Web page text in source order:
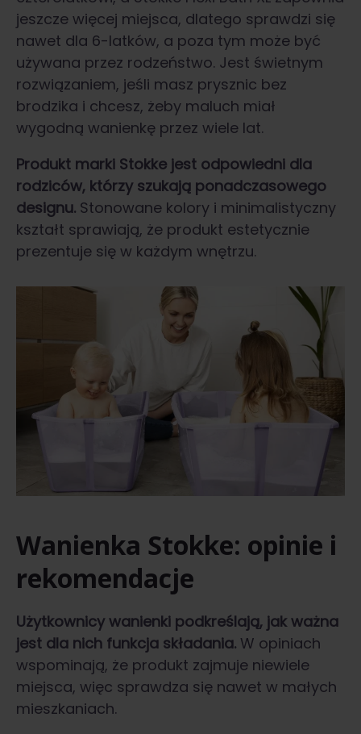
jeszcze więcej miejsca, dlatego sprawdzi się
nawet dla 6-latków, a poza tym może być
używana przez rodzeństwo. Jest świetnym
rozwiązaniem, jeśli masz prysznic bez
brodzika i chcesz, żeby maluch miał
wygodną wanienkę przez wiele lat.
Produkt marki Stokke jest odpowiedni dla
rodziców, którzy szukają ponadczasowego
designu. Stonowane kolory i minimalistyczny
kształt sprawiają, że produkt estetycznie
prezentuje się w każdym wnętrzu.
Wanienka Stokke: opinie i
rekomendacje
Użytkownicy wanienki podkreślają, jak ważna
jest dla nich funkcja składania. W opiniach
wspominają, że produkt zajmuje niewiele
miejsca, więc sprawdza się nawet w małych
mieszkaniach.